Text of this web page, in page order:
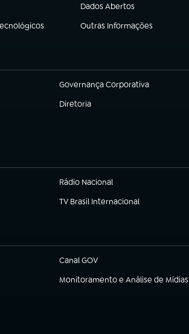
Dados Abertos
(abre em nova aba)
Outras Informações
(abre em nova aba)
Governança Corporativa
(abre em nova aba)
Diretoria
(abre em nova aba)
Rádio Nacional
TV Brasil Internacional
(abre em nova aba)
Canal GOV
(abre em nova aba)
Monitoramento e Análise de Mídias
(abre em nova aba)